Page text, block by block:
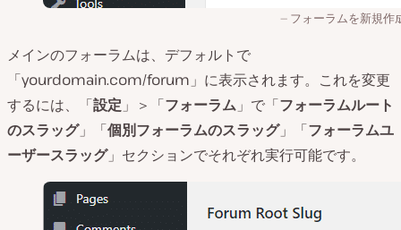
フォーラムを新規作
メインのフォーラムは、デフォルトで
「yourdomain.com/forum」に表示されます。これを変更
するには、「設定 」＞「フォーラム 」で「フォーラムルート
のスラッグ」「個別フォーラムのスラッグ」「フォーラムユ
ーザースラッグ」セクションでそれぞれ実行可能です。